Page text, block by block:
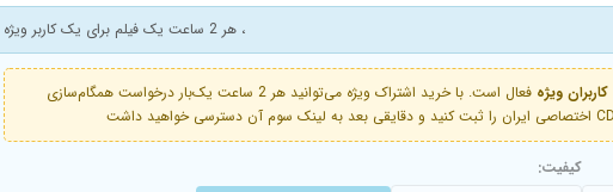
، هر 2 ساعت یک فیلم برای یک کاربر ویژه
کاربران ویژه
فعال است. با خرید اشتراک ویژه می‌توانید هر 2 ساعت یک‌بار درخواست همگام‌سازی
کیفیت: